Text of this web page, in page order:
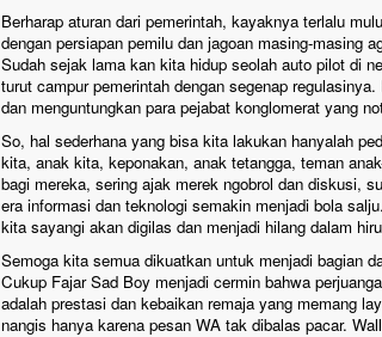
Berharap aturan dari pemerintah, kayaknya terlalu
dengan persiapan pemilu dan jagoan masing-masing
Sudah sejak lama kan kita hidup seolah auto pilot di
turut campur pemerintah dengan segenap
dan menguntungkan para pejabat konglomerat yang
So, hal sederhana yang bisa kita lakukan hanyalah
kita, anak kita, keponakan, anak tetangga, teman
bagi mereka, sering ajak merek ngobrol dan diskusi,
era informasi dan teknologi semakin menjadi bola
kita sayangi akan digilas dan menjadi hilang dalam
Semoga kita semua dikuatkan untuk menjadi bagian
Cukup Fajar Sad Boy menjadi cermin bahwa
adalah prestasi dan kebaikan remaja yang memang
nangis hanya karena pesan WA tak dibalas pacar.